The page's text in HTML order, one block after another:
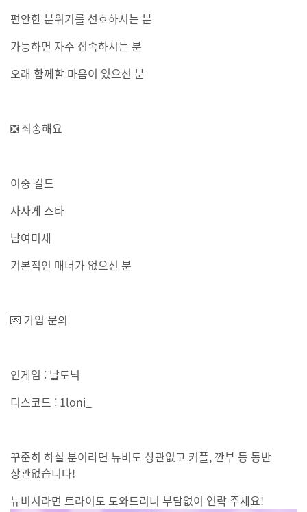
편안한 분위기를 선호하시는 분
가능하면 자주 접속하시는 분
오래 함께할 마음이 있으신 분
❎ 죄송해요
이중 길드
사사게 스타
남여미새
기본적인 매너가 없으신 분
💌 가입 문의
인게임 : 날도닉
디스코드 : 1loni_
꾸준히 하실 분이라면 뉴비도 상관없고 커플, 깐부 등 동반
상관없습니다!
뉴비시라면 트라이도 도와드리니 부담없이 연락 주세요!